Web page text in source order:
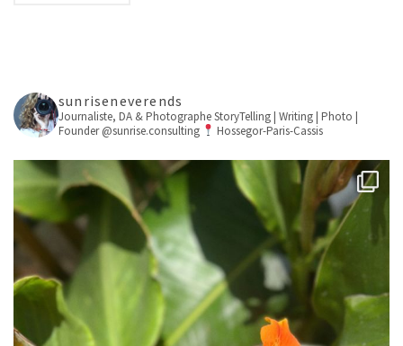
sunriseneverends
Journaliste, DA & PhotographeStoryTelling | Writing | Photo |
Founder @sunrise.consulting
Hossegor-Paris-Cassis